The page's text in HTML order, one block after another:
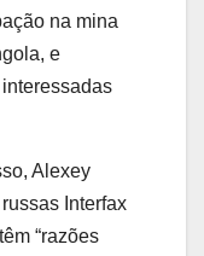
na mina
e
Alexey
Interfax
“razões